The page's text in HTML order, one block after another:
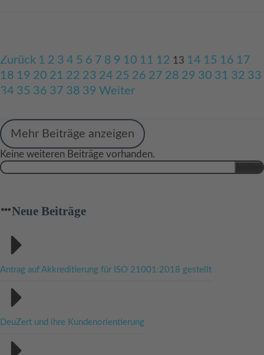
Zurück 1 2 3 4 5 6 7 8 9 10 11 12 13 14 15 16 17
18 19 20 21 22 23 24 25 26 27 28 29 30 31 32 33
34 35 36 37 38 39 Weiter
Mehr Beiträge anzeigen
Keine weiteren Beiträge vorhanden.
Suchen
Neue Beiträge
Antrag auf Akkreditierung für ISO 21001:2018 gestellt
DeuZert und ihre Kundenorientierung